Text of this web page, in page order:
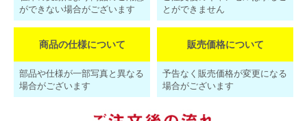
ができない場合がございます
とができません
商品の仕様について
部品や仕様が一部写真と異なる
場合がございます
販売価格について
予告なく販売価格が変更になる
場合がございます